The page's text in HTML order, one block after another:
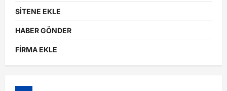
SİTENE EKLE
HABER GÖNDER
FİRMA EKLE